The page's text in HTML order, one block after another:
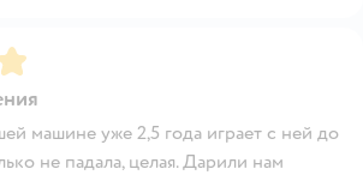
машине уже 2,5 года играет с ней до
не падала, целая. Дарили нам